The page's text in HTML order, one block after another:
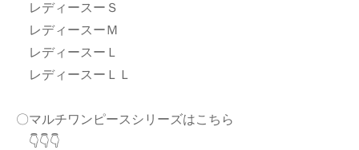
レディースーＳ
レディースーＭ
レディースーＬ
レディースーＬＬ
〇マルチワンピースシリーズはこちら
👇👇👇